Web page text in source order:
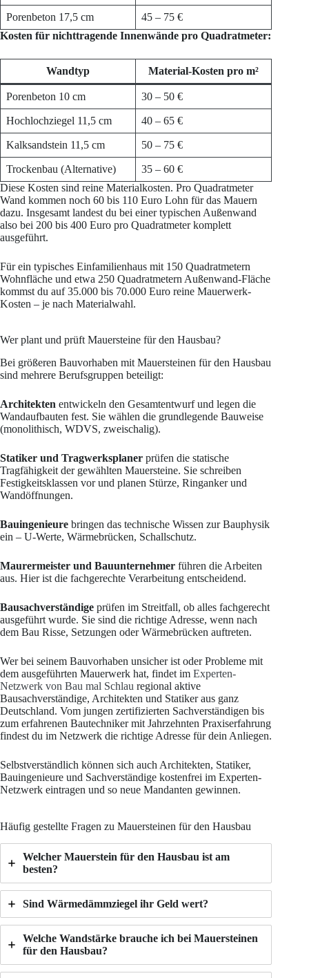
Porenbeton 17,5 cm
45 – 75 €
Kosten für nichttragende Innenwände pro Quadratmeter:
Wandtyp Material-Kosten pro m²
Porenbeton 10 cm 30 – 50 €
Hochlochziegel 11,5 cm 40 – 65 €
Kalksandstein 11,5 cm 50 – 75 €
Trockenbau (Alternative)
35 – 60 €
Diese Kosten sind reine Materialkosten. Pro Quadratmeter
Wand kommen noch 60 bis 110 Euro Lohn für das Mauern
dazu. Insgesamt landest du bei einer typischen Außenwand
also bei 200 bis 400 Euro pro Quadratmeter komplett
ausgeführt.
Für ein typisches Einfamilienhaus mit 150 Quadratmetern
Wohnfläche und etwa 250 Quadratmetern Außenwand-Fläche
kommst du auf 35.000 bis 70.000 Euro reine Mauerwerk-
Kosten – je nach Materialwahl.
Wer plant und prüft Mauersteine für den Hausbau?
Bei größeren Bauvorhaben mit Mauersteinen für den Hausbau
sind mehrere Berufsgruppen beteiligt:
Architekten entwickeln den Gesamtentwurf und legen die
Wandaufbauten fest. Sie wählen die grundlegende Bauweise
(monolithisch, WDVS, zweischalig).
Statiker und Tragwerksplaner prüfen die statische
Tragfähigkeit der gewählten Mauersteine. Sie schreiben
Festigkeitsklassen vor und planen Stürze, Ringanker und
Wandöffnungen.
Bauingenieure bringen das technische Wissen zur Bauphysik
ein – U-Werte, Wärmebrücken, Schallschutz.
Maurermeister und Bauunternehmer führen die Arbeiten
aus. Hier ist die fachgerechte Verarbeitung entscheidend.
Bausachverständige prüfen im Streitfall, ob alles fachgerecht
ausgeführt wurde. Sie sind die richtige Adresse, wenn nach
dem Bau Risse, Setzungen oder Wärmebrücken auftreten.
Wer bei seinem Bauvorhaben unsicher ist oder Probleme mit
dem ausgeführten Mauerwerk hat, findet im Experten-
Netzwerk von Bau mal Schlau regional aktive
Bausachverständige, Architekten und Statiker aus ganz
Deutschland. Vom jungen zertifizierten Sachverständigen bis
zum erfahrenen Bautechniker mit Jahrzehnten Praxiserfahrung
findest du im Netzwerk die richtige Adresse für dein Anliegen.
Selbstverständlich können sich auch Architekten, Statiker,
Bauingenieure und Sachverständige kostenfrei im Experten-
Netzwerk eintragen und so neue Mandanten gewinnen.
Häufig gestellte Fragen zu Mauersteinen für den Hausbau
Welcher Mauerstein für den Hausbau ist am
besten?
Sind Wärmedämmziegel ihr Geld wert?
Welche Wandstärke brauche ich bei Mauersteinen
für den Hausbau?